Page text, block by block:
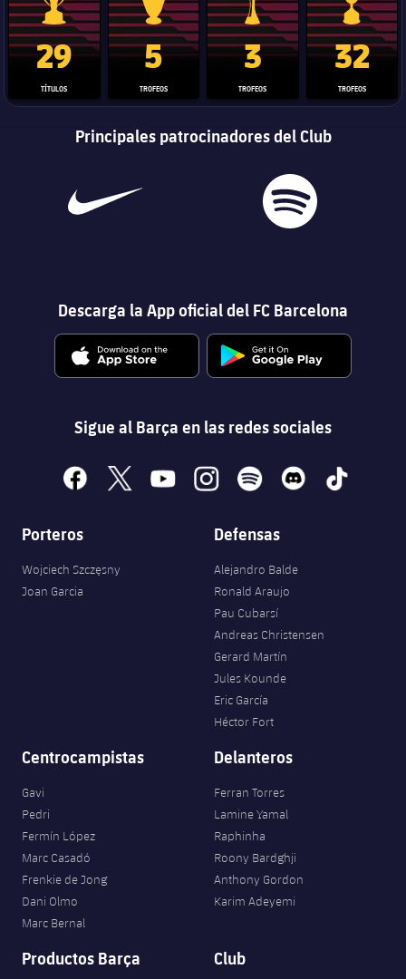
Trofeo de La Liga
29
TÍTULOS
Trofeo de la Liga de Campeones
5
TROFEOS
Trofeo del Mundial de
3
TROFEOS
Copa del
32
TROFEOS
Principales patrocinadores del Club
Descarga la App oficial del FC Barcelona
Sigue al Barça en las redes sociales
facebook
x youtubeinstagramspotify discord tiktok
Porteros
Wojciech Szczęsny
Joan Garcia
Defensas
Alejandro Balde
Ronald Araujo
Pau Cubarsí
Andreas Christensen
Gerard Martín
Jules Kounde
Eric García
Héctor Fort
Centrocampistas
Gavi
Pedri
Fermín López
Marc Casadó
Frenkie de Jong
Dani Olmo
Marc Bernal
Delanteros
Ferran Torres
Lamine Yamal
Raphinha
Roony Bardghji
Anthony Gordon
Karim Adeyemi
Productos Barça Club